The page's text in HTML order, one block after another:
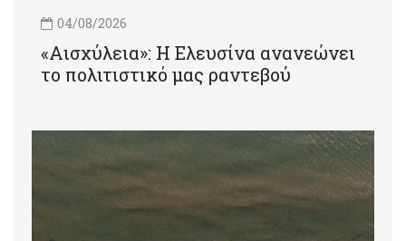
04/08/2026
«Αισχύλεια»: Η Ελευσίνα ανανεώνει
το πολιτιστικό μας ραντεβού